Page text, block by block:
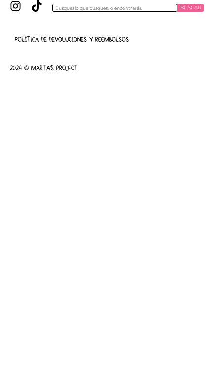
BUSCAR
POLÍTICA DE DEVOLUCIONES Y REEMBOLSOS
2024 © MARTA'S PROJECT